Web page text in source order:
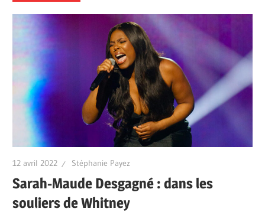
12 avril 2022 Stéphanie Payez
Sarah-Maude Desgagné : dans les
souliers de Whitney